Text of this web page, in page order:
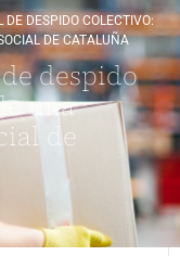
DESPIDO COLECTIVO:
DE CATALUÑA
despido
una
de